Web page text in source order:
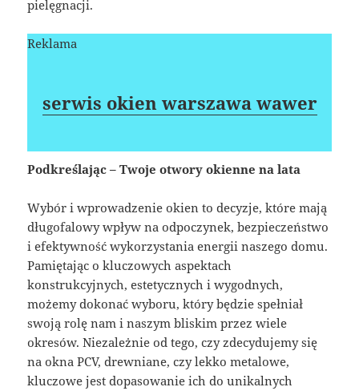
pielęgnacji.
Reklama
serwis okien warszawa wawer
Podkreślając – Twoje otwory okienne na lata
Wybór i wprowadzenie okien to decyzje, które mają
długofalowy wpływ na odpoczynek, bezpieczeństwo
i efektywność wykorzystania energii naszego domu.
Pamiętając o kluczowych aspektach
konstrukcyjnych, estetycznych i wygodnych,
możemy dokonać wyboru, który będzie spełniał
swoją rolę nam i naszym bliskim przez wiele
okresów. Niezależnie od tego, czy zdecydujemy się
na okna PCV, drewniane, czy lekko metalowe,
kluczowe jest dopasowanie ich do unikalnych